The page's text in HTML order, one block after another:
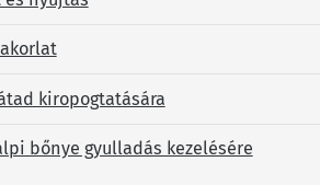
kiropogtatására
bőnye gyulladás kezelésére